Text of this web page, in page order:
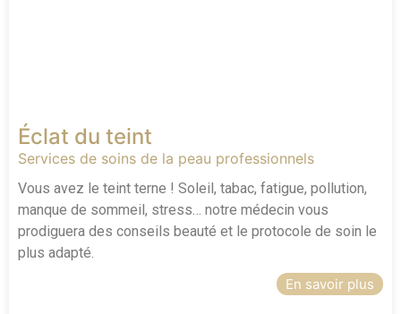
Éclat du teint
Services de soins de la peau professionnels
Vous avez le teint terne ! Soleil, tabac, fatigue, pollution,
manque de sommeil, stress… notre médecin vous
prodiguera des conseils beauté et le protocole de soin le
plus adapté.
En savoir plus